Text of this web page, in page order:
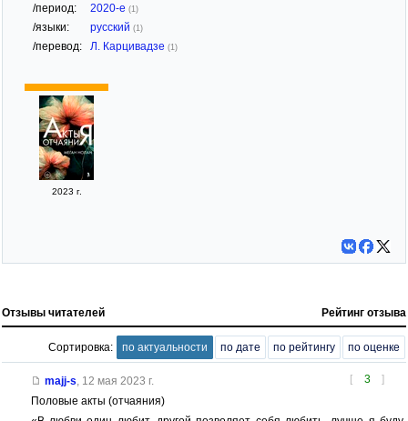
/период: 2020-е (1)
/языки: русский (1)
/перевод: Л. Карцивадзе (1)
2023 г.
Отзывы читателей Рейтинг отзыва
Сортировка: по актуальности по дате по рейтингу по оценке
[ 3 ]
majj-s 12 мая 2023 г.
Половые акты (отчаяния)